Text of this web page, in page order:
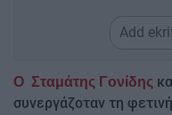
Add
Ο Σταμάτης Γονίδης
συνεργάζοταν τη